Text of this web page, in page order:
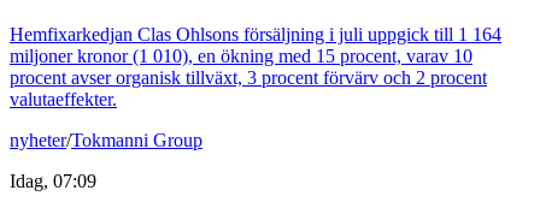
Hemfixarkedjan Clas Ohlsons försäljning i juli uppgick till 1 164
miljoner kronor (1 010), en ökning med 15 procent, varav 10
procent avser organisk tillväxt, 3 procent förvärv och 2 procent
valutaeffekter.
nyheter/Tokmanni Group
Idag, 07:09